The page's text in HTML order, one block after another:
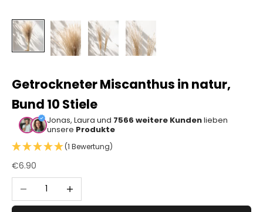
Bastelbedarf
Getrockneter Miscanthus in natur,
Bund 10 Stiele
Jonas, Laura und 7566 weitere Kundenlieben
unsere Produkte
(1 Bewertung)
Angebot
€6.90
Anzahl verringernAnzahl erhöhen